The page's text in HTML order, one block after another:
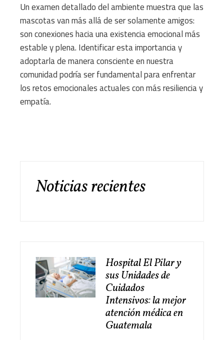
Un examen detallado del ambiente muestra que las
mascotas van más allá de ser solamente amigos:
son conexiones hacia una existencia emocional más
estable y plena. Identificar esta importancia y
adoptarla de manera consciente en nuestra
comunidad podría ser fundamental para enfrentar
los retos emocionales actuales con más resiliencia y
empatía.
Noticias recientes
Hospital El Pilar y
sus Unidades de
Cuidados
Intensivos: la mejor
atención médica en
Guatemala